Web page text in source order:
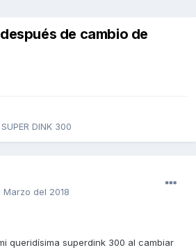
de cambio de
SUPER DINK 300
Marzo del 2018
queridísima superdink 300 al cambiar